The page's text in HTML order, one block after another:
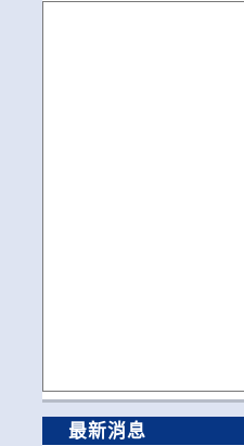
最新消息